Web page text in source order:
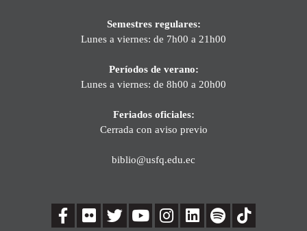
Semestres regulares:
Lunes a viernes: de 7h00 a 21h00
Períodos de verano:
Lunes a viernes: de 8h00 a 20h00
Feriados oficiales:
Cerrada con aviso previo
biblio@usfq.edu.ec